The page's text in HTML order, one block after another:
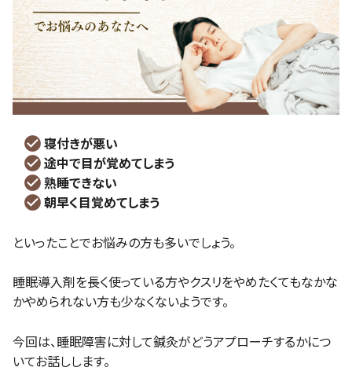
寝付きが悪い
途中で目が覚めてしまう
熟睡できない
朝早く目覚めてしまう
といったことでお悩みの方も多いでしょう。
睡眠導入剤を長く使っている方やクスリをやめたくてもなかな
かやめられない方も少なくないようです。
今回は、睡眠障害に対して鍼灸がどうアプローチするかにつ
いてお話しします。